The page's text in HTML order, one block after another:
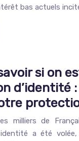
bas actuels
si on
d’identité
milliers de
a été